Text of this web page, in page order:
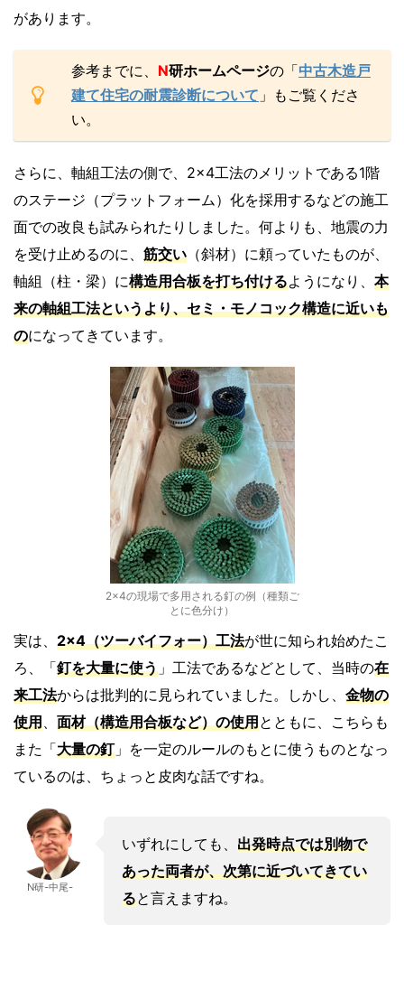
があります。
参考までに、 N研ホームページの「中古木造戸
建て住宅の耐震診断について 」もご覧くださ
い。
さらに、軸組工法の側で、2×4工法のメリットである1階
のステージ（プラットフォーム）化を採用するなどの施工
面での改良も試みられたりしました。何よりも、地震の力
を受け止めるのに、 筋交い （斜材）に頼っていたものが、
軸組（柱・梁）に構造用合板を打ち付けるようになり、 本
来の軸組工法というより、セミ・モノコック構造に近いも
のになってきています。
2×4の現場で多用される釘の例（種類ご
とに色分け）
実は、 2×4（ツーバイフォー）工法が世に知られ始めたこ
ろ、「釘を大量に使う 」工法であるなどとして、当時の在
来工法からは批判的に見られていました。しかし、 金物の
使用
面材（構造用合板など）の使用とともに、こちらも
また「大量の釘」を一定のルールのもとに使うものとなっ
ているのは、ちょっと皮肉な話ですね。
N研-中尾-
いずれにしても、 出発時点では別物で
あった両者が、次第に近づいてきてい
ると言えますね。